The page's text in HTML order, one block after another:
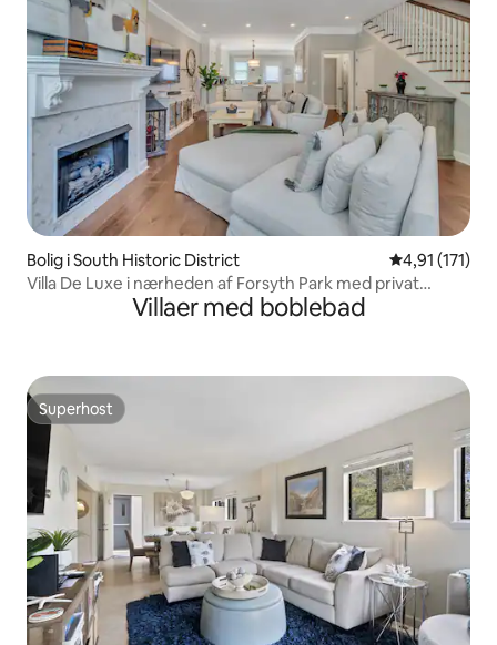
Bolig i South Historic District 4,91 ud af 5 i
4,91 (171)
Villa De Luxe i nærheden af Forsyth Park med privat
Villaer med boblebad
Superhost
Superhost